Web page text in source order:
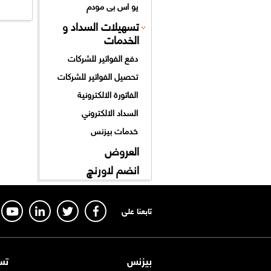
يو اس بى مودم
تسهيلات السداد و
الخدمات
دفع الفواتير للشركات
تحصيل الفواتير للشركات
الفاتورة الالكترونية
السداد الالكتروني
خدمات بيزنس
العروض
انضم لاورنچ
تابعنا على
بيزنس